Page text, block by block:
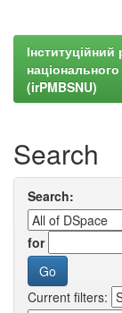
(irPMBSNU)
Search
Search:
for
Current filters: